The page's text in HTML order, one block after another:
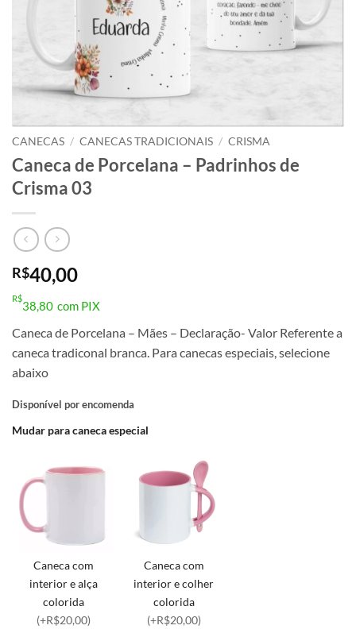
CANECAS / CANECAS TRADICIONAIS / CRISMA
Caneca de Porcelana – Padrinhos de
Crisma 03
R$40,00
R$
38,80 com PIX
Caneca de Porcelana – Mães – Declaração- Valor Referente a
caneca tradiconal branca. Para canecas especiais, selecione
abaixo
Disponível por encomenda
Mudar para caneca especial
Caneca com
interior e alça
colorida
(+R$20,00)
Caneca com
interior e colher
colorida
(+R$20,00)